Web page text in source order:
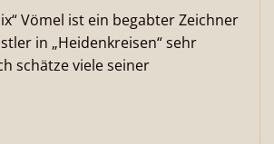
Vömel ist ein begabter Zeichner
in „Heidenkreisen“ sehr
schätze viele seiner